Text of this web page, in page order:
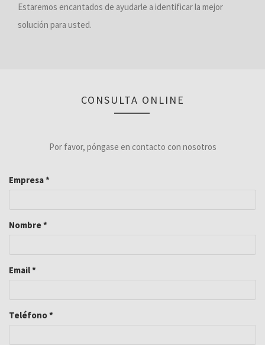
Estaremos encantados de ayudarle a identificar la mejor
solución para usted.
CONSULTA ONLINE
Por favor, póngase en contacto con nosotros
Empresa*
Nombre*
Email*
Teléfono*